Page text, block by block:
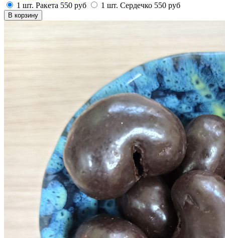
1 шт. Ракета 550 руб 1 шт. Сердечко 550 руб